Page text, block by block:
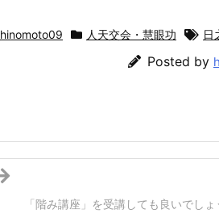
hinomoto09 人天交会・慧眼功 日
Posted by
「階み講座」を受講しても良いでしょ